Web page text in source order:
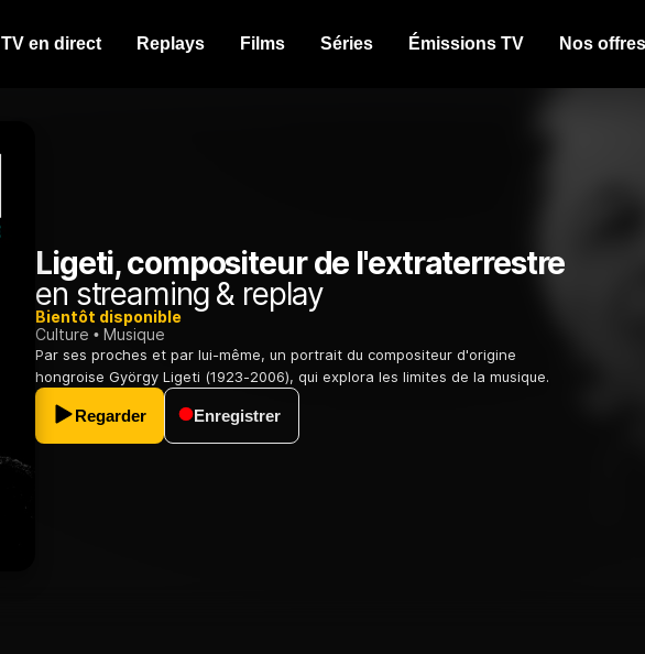
TV en direct Replays Films Séries Émissions TV Nos offres
Ligeti, compositeur de l'extraterrestre
en streaming & replay
Bientôt disponible
Culture
Musique
Par ses proches et par lui-même, un portrait du compositeur d'origine
hongroise György Ligeti (1923-2006), qui explora les limites de la musique.
Regarder Enregistrer